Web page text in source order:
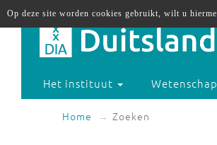
Het instituut Wetenschap
Home Zoeken
Op deze site worden cookies gebruikt, wilt u